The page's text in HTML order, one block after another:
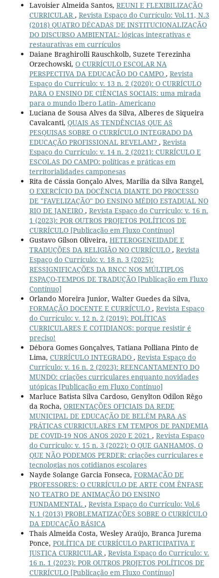
Lavoisier Almeida Santos, REUNI E FLEXIBILIZAÇÃO
CURRICULAR, Revista Espaço do Currículo: Vol.11, N.3
(2018) QUATRO DÉCADAS DE INSTITUCIONALIZAÇÃO
DO DISCURSO AMBIENTAL: lógicas integrativas e
restaurativas em currículos
Daiane Braghirolli Rauschkolb, Suzete Terezinha
Orzechowski, O CURRÍCULO ESCOLAR NA
PERSPECTIVA DA EDUCAÇÃO DO CAMPO , Revista
Espaço do Currículo: v. 13 n. 2 (2020): O CURRÍCULO
PARA O ENSINO DE CIÊNCIAS SOCIAIS: uma mirada
para o mundo Ibero Latin- Americano
Luciana de Sousa Alves da Silva, Alberes de Siqueira
Cavalcanti, QUAIS AS TENDÊNCIAS QUE AS
PESQUISAS SOBRE O CURRÍCULO INTEGRADO DA
EDUCAÇÃO PROFISSIONAL REVELAM? , Revista
Espaço do Currículo: v. 14 n. 2 (2021): CURRÍCULO E
ESCOLAS DO CAMPO: políticas e práticas em
territorialidades camponesas
Rita de Cássia Gonçalo Alves, Marilia da Silva Rangel,
O EXERCÍCIO DA DOCÊNCIA DIANTE DO PROCESSO
DE "FAVELIZAÇÃO" DO ENSINO MÉDIO ESTADUAL NO
RIO DE JANEIRO , Revista Espaço do Currículo: v. 16 n.
1 (2023): POR OUTROS PROJETOS POLÍTICOS DE
CURRÍCULO [Publicação em Fluxo Contínuo]
Gustavo Gilson Oliveira, HETEROGENEIDADE E
TRADUÇÕES DA RELIGIÃO NO CURRÍCULO , Revista
Espaço do Currículo: v. 18 n. 3 (2025):
RESSIGNIFICAÇÕES DA BNCC NOS MÚLTIPLOS
ESPAÇO-TEMPOS DE TRADUÇÃO [Publicação em Fluxo
Contínuo]
Orlando Moreira Junior, Walter Guedes da Silva,
FORMAÇÃO DOCENTE E CURRÍCULO , Revista Espaço
do Currículo: v. 12 n. 2 (2019): POLÍTICAS
CURRICULARES E COTIDIANOS: porque resistir é
preciso!
Débora Gomes Gonçalves, Tatiana Polliana Pinto de
Lima, CURRÍCULO INTEGRADO , Revista Espaço do
Currículo: v. 16 n. 2 (2023): REENCANTAMENTO DO
MUNDO: criações curriculares enquanto novidades
utópicas [Publicação em Fluxo Contínuo]
Marluce Batista Silva Cardoso, Genylton Odilon Rêgo
da Rocha, ORIENTAÇÕES OFICIAIS DA REDE
MUNICIPAL DE EDUCAÇÃO DE BELÉM PARA AS
PRÁTICAS CURRICULARES EM TEMPOS DE PANDEMIA
DE COVID-19 NOS ANOS 2020 E 2021 , Revista Espaço
do Currículo: v. 15 n. 3 (2022): O QUE GANHAMOS, O
QUE NÃO PODEMOS PERDER: criações curriculares e
tecnologias nos cotidianos escolares
Nayde Solange Garcia Fonseca, FORMAÇÃO DE
PROFESSORES: O CURRÍCULO DE ARTE COM ÊNFASE
NO TEATRO DE ANIMAÇÃO DO ENSINO
FUNDAMENTAL , Revista Espaço do Currículo: Vol.6
N.1 (2013) PROBLEMATIZAÇÕES SOBRE O CURRÍCULO
DA EDUCAÇÃO BÁSICA
Thais Almeida Costa, Wesley Araújo, Branca Jurema
Ponce, POLÍTICA DE CURRÍCULO PARTICIPATIVA E
JUSTIÇA CURRICULAR, Revista Espaço do Currículo: v.
16 n. 1 (2023): POR OUTROS PROJETOS POLÍTICOS DE
CURRÍCULO [Publicação em Fluxo Contínuo]